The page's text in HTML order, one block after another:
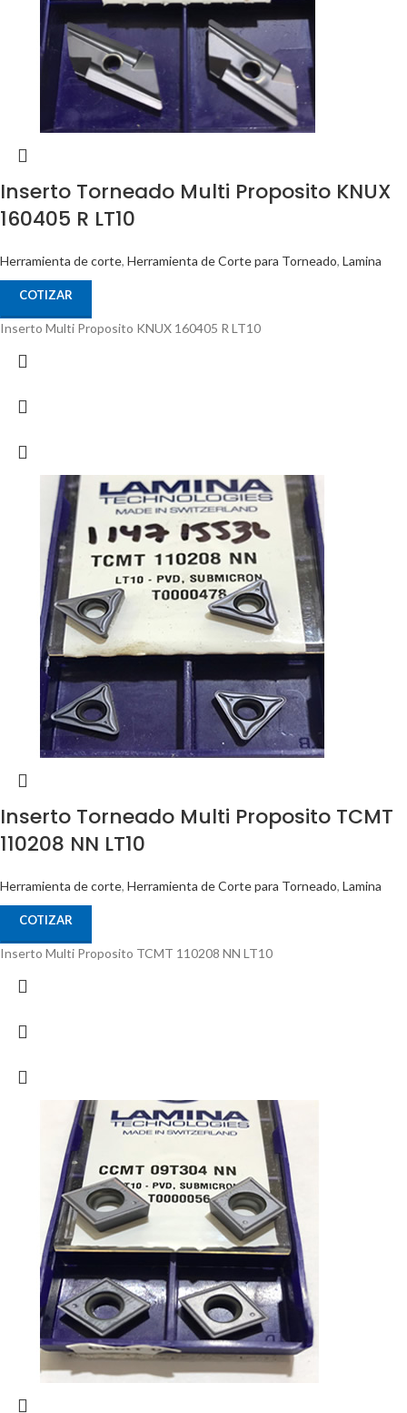
Inserto Torneado Multi Proposito KNUX
160405 R LT10
Herramienta de corte, Herramienta de Corte para Torneado, Lamina
COTIZAR
Inserto Multi Proposito KNUX 160405 R LT10
Inserto Torneado Multi Proposito TCMT
110208 NN LT10
Herramienta de corte, Herramienta de Corte para Torneado, Lamina
COTIZAR
Inserto Multi Proposito TCMT 110208 NN LT10